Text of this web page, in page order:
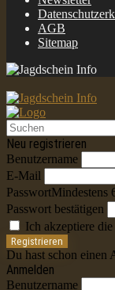
AGB
Sitemap
Neu registrieren
Benutzername
E-Mail
PasswortMindestens
Passwort bestätigen
Ich akzeptiere die
Registrieren
Du hast schon einen
Anmelden
Benutzername